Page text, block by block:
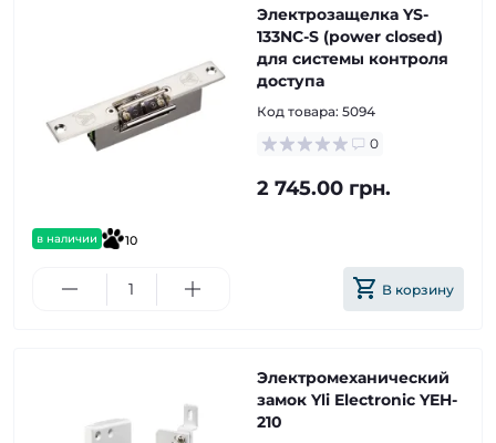
в наличии 10
Электрозащелка YS-
133NС-S (power closed)
для системы контроля
доступа
Код товара: 5094
0
2 745.00 грн.
В корзину
Электромеханический
замок Yli Electronic YEH-
210